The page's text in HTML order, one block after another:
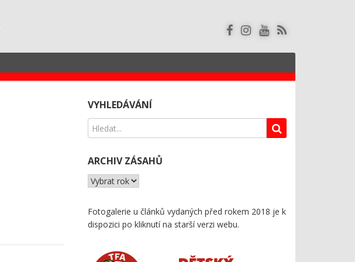
VYHLEDÁVÁNÍ
ARCHIV ZÁSAHŮ
Fotogalerie u článků vydaných před rokem 2018 je k
dispozici po kliknutí na starší verzi webu.